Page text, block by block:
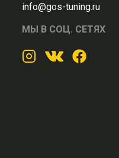
info@gos-tuning.ru
МЫ В СОЦ. СЕТЯХ